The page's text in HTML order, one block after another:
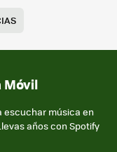
Móvil
escuchar música en
años con Spotify